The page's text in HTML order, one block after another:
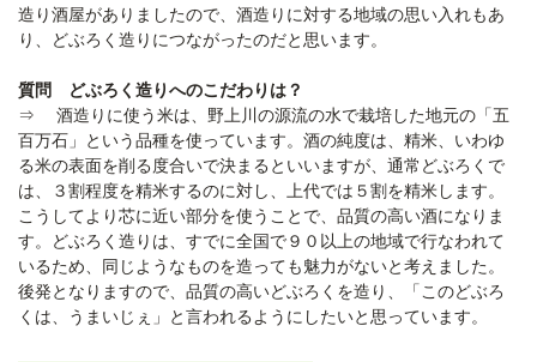
造り酒屋がありましたので、酒造りに対する地域の思い入れもあ
り、どぶろく造りにつながったのだと思います。
質問 どぶろく造りへのこだわりは？
⇒ 酒造りに使う米は、野上川の源流の水で栽培した地元の「五
百万石」という品種を使っています。酒の純度は、精米、いわゆ
る米の表面を削る度合いで決まるといいますが、通常どぶろくで
は、３割程度を精米するのに対し、上代では５割を精米します。
こうしてより芯に近い部分を使うことで、品質の高い酒になりま
す。どぶろく造りは、すでに全国で９０以上の地域で行なわれて
いるため、同じようなものを造っても魅力がないと考えました。
後発となりますので、品質の高いどぶろくを造り、「このどぶろ
くは、うまいじぇ」と言われるようにしたいと思っています。